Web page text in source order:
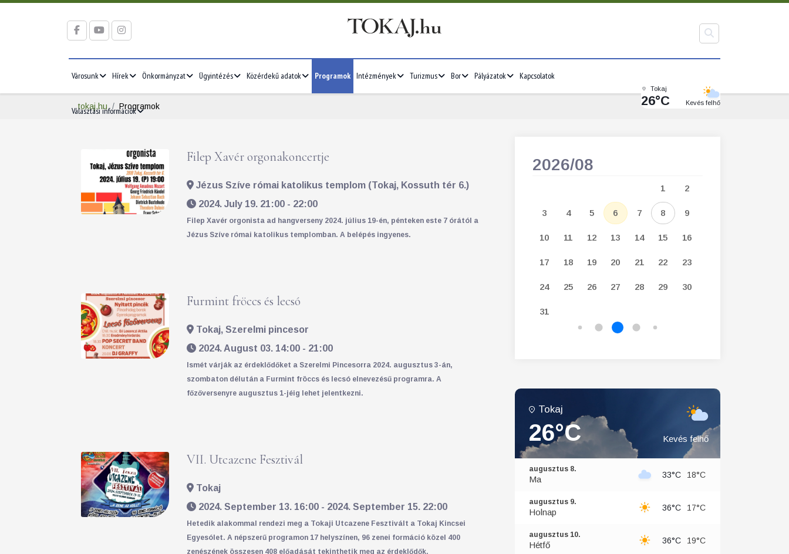
Városunk Hírek Önkormányzat Ügyintézés Közérdekű adatok Programok Intézmények Turizmus Bor Pályázatok Kapcsolatok
Választási információk
Tokaj
26°C Kevés felhő
tokaj.hu Programok
Filep Xavér orgonakoncertje
Jézus Szíve római katolikus templom (Tokaj, Kossuth tér 6.)
2024. July 19. 21:00 - 22:00
Filep Xavér orgonista ad hangverseny 2024. július 19-én, pénteken este 7 órától a
Jézus Szíve római katolikus templomban. A belépés ingyenes.
Furmint fröccs és lecsó
Tokaj, Szerelmi pincesor
2024. August 03. 14:00 - 21:00
Ismét várják az érdeklődőket a Szerelmi Pincesorra 2024. augusztus 3-án,
szombaton délután a Furmint fröccs és lecsó elnevezésű programra. A
főzőversenyre augusztus 1-jéig lehet jelentkezni.
VII. Utcazene Fesztivál
Tokaj
2024. September 13. 16:00 - 2024. September 15. 22:00
Hetedik alakommal rendezi meg a Tokaji Utcazene Fesztivált a Tokaj Kincsei
Egyesólet. A népszerű programon 17 helyszínen, 96 zenei formáció közel 400
zenészének összesen 408 előadását tekinthetik meg az érdeklődők.
1 2
6 7 8 9
2026/06
1 2 3 4 5 6 7
15 16 17 18 19 20 21
1 2 3
13 14
2026/08
1 2
3 4 5 6 7 8 9
10 11 12 13 14 15 16
17 18 19 20 21 22 23
24 25 26 27 28 29 30
31
Tokaj
26°C Kevés felhő
augusztus 8.
Ma 33°C 18°C
augusztus 9.
Holnap 36°C 17°C
augusztus 10.
Hétfő 36°C 19°C